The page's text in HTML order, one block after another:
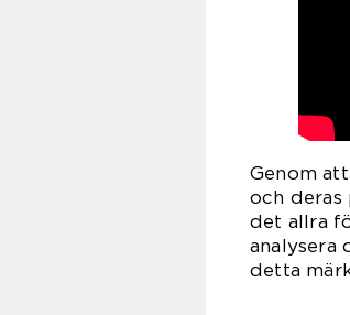
Genom
och deras
det allra
analysera
detta